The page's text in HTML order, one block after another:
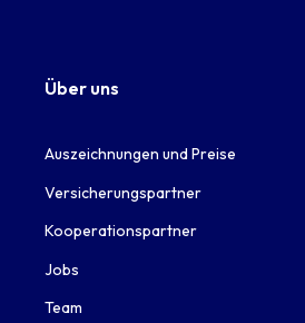
Über uns
Auszeichnungen und Preise
Versicherungspartner
Kooperationspartner
Jobs
Team